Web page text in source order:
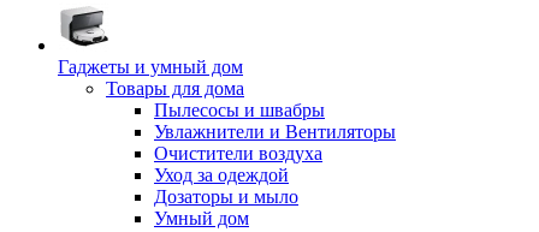
Гаджеты и умный дом
Товары для дома
Пылесосы и швабры
Увлажнители и Вентиляторы
Очистители воздуха
Уход за одеждой
Дозаторы и мыло
Умный дом